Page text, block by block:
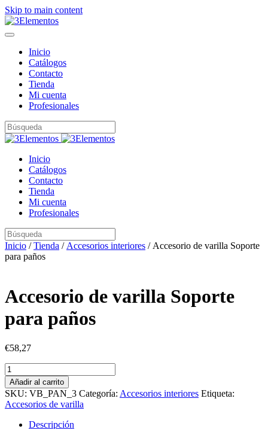
Skip to main content
Inicio
Catálogos
Contacto
Tienda
Mi cuenta
Profesionales
Inicio
Catálogos
Contacto
Tienda
Mi cuenta
Profesionales
Inicio /Tienda / Accesorios interiores / Accesorio de varilla Soporte
para paños
Accesorio de varilla Soporte
para paños
€58,27
Accesorio
de
varilla
Soporte
para
paños
Añadir al carrito
SKU: VB_PAN_3 Categoría: Accesorios interiores Etiqueta:
Accesorios de varilla
Descripción